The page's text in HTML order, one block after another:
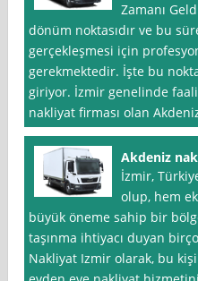
Zamanı
dönüm noktasıdır ve bu
gerçekleşmesi için
gerekmektedir. İşte bu
giriyor. İzmir genelinde
nakliyat firması olan
Akdeniz
İzmir,
olup, hem
büyük öneme sahip bir
taşınma ihtiyacı duyan
Nakliyat Izmir olarak, bu